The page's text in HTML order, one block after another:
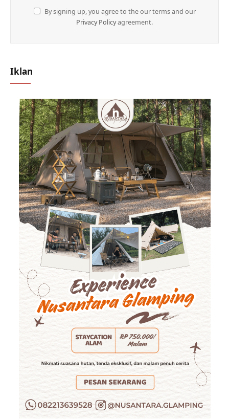
By signing up, you agree to the our terms and our
Privacy Policyagreement.
Iklan